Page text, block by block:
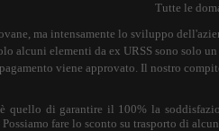
Tutte le
ma intensamente lo sviluppo
alcuni elementi da ex URSS sono solo
viene approvato. Il nostro
quello di garantire il 100% la
fare lo sconto su trasporto di